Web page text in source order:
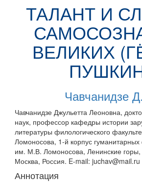
ТАЛАНТ И
ВЕЛИКИХ
Чавчанидзе
Чавчанидзе Джульетта Леоновна,
наук, профессор кафедры истории
литературы филологического
Ломоносова, 1-й корпус
им. М.В. Ломоносова, Ленинские
Москва, Россия. E-mail: juchav@mail.ru
Аннотация